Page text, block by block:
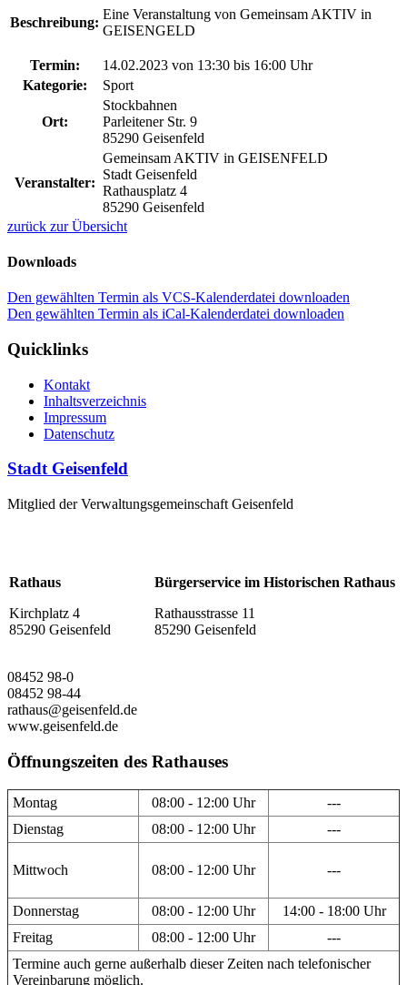
Beschreibung:
Eine Veranstaltung von Gemeinsam AKTIV in
GEISENGELD
Termin: 14.02.2023 von 13:30 bis 16:00 Uhr
Kategorie:
Sport
Ort:
Stockbahnen
Parleitener Str. 9
85290 Geisenfeld
Veranstalter:
Gemeinsam AKTIV in GEISENFELD
Stadt Geisenfeld
Rathausplatz 4
85290 Geisenfeld
zurück zur Übersicht
Downloads
Den gewählten Termin als VCS-Kalenderdatei downloaden
Den gewählten Termin als iCal-Kalenderdatei downloaden
Quicklinks
Kontakt
Inhaltsverzeichnis
Impressum
Datenschutz
Stadt Geisenfeld
Mitglied der Verwaltungsgemeinschaft Geisenfeld
Rathaus
Kirchplatz 4
85290 Geisenfeld
Bürgerservice im Historischen Rathaus
Rathausstrasse 11
85290 Geisenfeld
08452 98-0
08452 98-44
rathaus@geisenfeld.de
www.geisenfeld.de
Öffnungszeiten des Rathauses
Montag 08:00 - 12:00 Uhr
---
Dienstag
08:00 - 12:00 Uhr ---
Mittwoch 08:00 - 12:00 Uhr ---
Donnerstag 08:00 - 12:00 Uhr
14:00 - 18:00 Uhr
Freitag
08:00 - 12:00 Uhr
---
Termine auch gerne außerhalb dieser Zeiten nach telefonischer
Vereinbarung möglich.